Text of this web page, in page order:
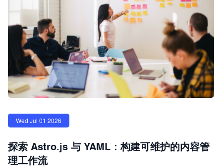
Wed Jul 01 2026
探索 Astro.js 与 YAML：构建可维护的内容管
理工作流